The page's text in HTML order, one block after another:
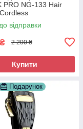
PRO NG-133 Hair
відправки
₴ 2 200 ₴
Купити
Подарунок